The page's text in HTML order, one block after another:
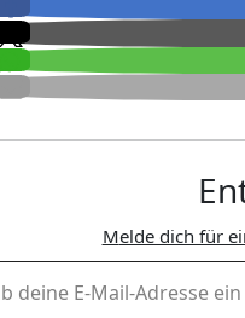
Melde dich für